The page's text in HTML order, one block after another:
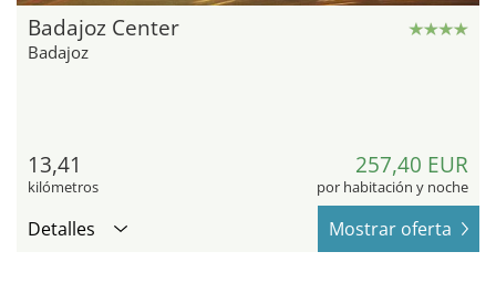
Badajoz Center
Badajoz
13,41
kilómetros
257,40 EUR
por habitación y noche
Detalles Mostrar oferta